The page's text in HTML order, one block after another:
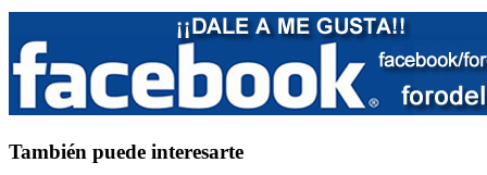
También puede interesarte